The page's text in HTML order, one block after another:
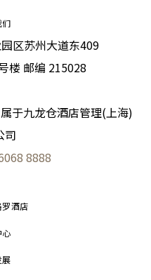
们
区苏州大道东409
楼 邮编 215028
于九龙仓酒店管理(上海)
司
8888
罗酒店
心
展